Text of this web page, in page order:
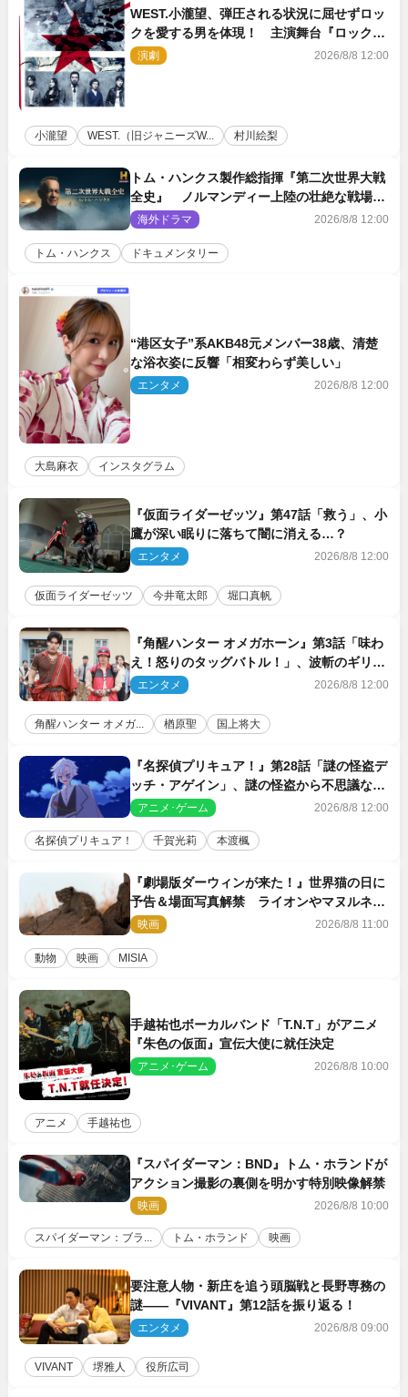
WEST.小瀧望、弾圧される状況に屈せずロッ
クを愛する男を体現！ 主演舞台『ロックン
ロール』ビジュアル解禁
演劇 2026/8/8 12:00
小瀧望 WEST.（旧ジャニーズW... 村川絵梨
トム・ハンクス製作総指揮『第二次世界大戦
全史』 ノルマンディー上陸の壮絶な戦場を
収めた特別映像解禁
海外ドラマ 2026/8/8 12:00
トム・ハンクス ドキュメンタリー
“港区女子”系AKB48元メンバー38歳、清楚
な浴衣姿に反響「相変わらず美しい」
エンタメ 2026/8/8 12:00
大島麻衣 インスタグラム
『仮面ライダーゼッツ』第47話「救う」、小
鷹が深い眠りに落ちて闇に消える…？
エンタメ 2026/8/8 12:00
仮面ライダーゼッツ 今井竜太郎 堀口真帆
『角醒ハンター オメガホーン』第3話「味わ
え！怒りのタッグバトル！」、波斬のギリコ
がハンターバトルを挑んできた！
エンタメ 2026/8/8 12:00
角醒ハンター オメガ... 楢原聖 国上将大
『名探偵プリキュア！』第28話「謎の怪盗デ
ッチ・アゲイン」、謎の怪盗から不思議な予
告状が届く
アニメ･ゲーム 2026/8/8 12:00
名探偵プリキュア！ 千賀光莉 本渡楓
『劇場版ダーウィンが来た！』世界猫の日に
予告＆場面写真解禁 ライオンやマヌルネコ
の赤ちゃんが大集合
映画 2026/8/8 11:00
動物 映画 MISIA
手越祐也ボーカルバンド「T.N.T」がアニメ
『朱色の仮面』宣伝大使に就任決定
アニメ･ゲーム 2026/8/8 10:00
アニメ 手越祐也
『スパイダーマン：BND』トム・ホランドが
アクション撮影の裏側を明かす特別映像解禁
映画 2026/8/8 10:00
スパイダーマン：ブラ... トム・ホランド 映画
要注意人物・新庄を追う頭脳戦と長野専務の
謎――『VIVANT』第12話を振り返る！
エンタメ 2026/8/8 09:00
VIVANT 堺雅人 役所広司